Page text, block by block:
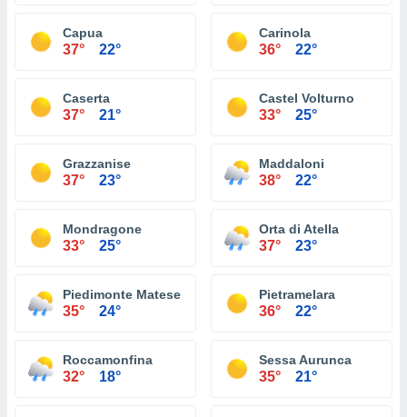
Capua
37° 22°
Carinola
36° 22°
Caserta
37° 21°
Castel Volturno
33° 25°
Grazzanise
37° 23°
Maddaloni
38° 22°
Mondragone
33° 25°
Orta di Atella
37° 23°
Piedimonte Matese
35° 24°
Pietramelara
36° 22°
Roccamonfina
32° 18°
Sessa Aurunca
35° 21°